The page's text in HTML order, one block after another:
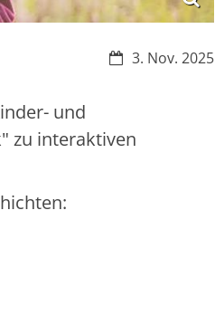
Datum:3. Nov. 2025
und
zu interaktiven